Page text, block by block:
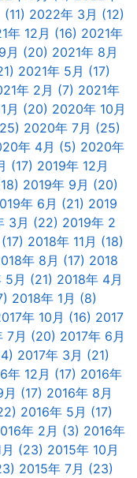
2022年 3月 (12)
年 12月 (16) 2021年
月 (20) 2021年 8月
2021年 5月 (17)
年 2月 (7) 2021年
月 (20) 2020年 10月
2020年 7月 (25)
年 4月 (5) 2020年
(17) 2019年 12月
2019年 9月 (20)
年 6月 (21) 2019
3月 (22) 2019年 2
2018年 11月 (18)
年 8月 (17) 2018
5月 (21) 2018年 4月
2018年 1月 (8)
年 10月 (16) 2017
7月 (20) 2017年 6月
2017年 3月 (21)
年 12月 (17) 2016年
(17) 2016年 8月
2016年 5月 (17)
年 2月 (3) 2016年
月 (23) 2015年 10月
2015年 7月 (23)